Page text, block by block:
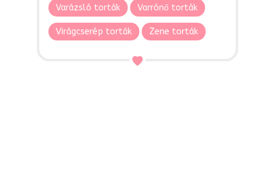
Varázsló torták Varrónő torták
Virágcserép torták Zene torták